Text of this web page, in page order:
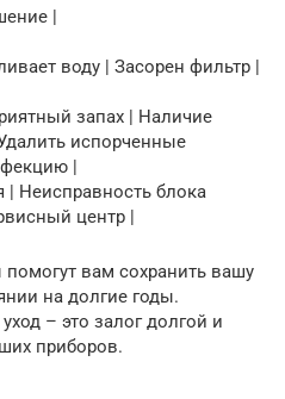
|
воду | Засорен фильтр |
запах | Наличие
испорченные
|
| Неисправность блока
центр |
вам сохранить вашу
на долгие годы.
– это залог долгой и
приборов.